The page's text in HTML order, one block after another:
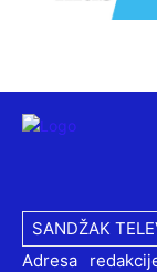
SANDŽAK
Adresa